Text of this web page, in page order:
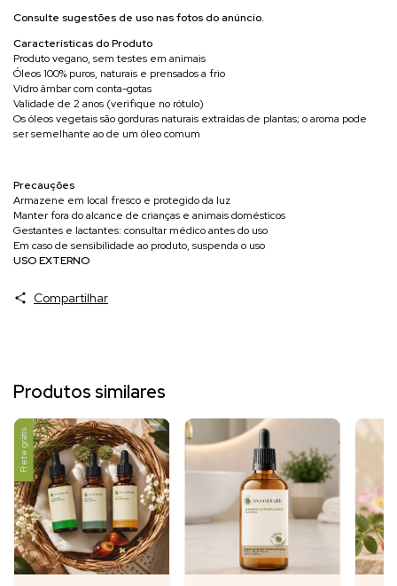
Consulte sugestões de uso nas fotos do anúncio.
Características do Produto
Produto vegano, sem testes em animais
Óleos 100% puros, naturais e prensados a frio
Vidro âmbar com conta-gotas
Validade de 2 anos (verifique no rótulo)
Os óleos vegetais são gorduras naturais extraídas de plantas; o aroma pode
ser semelhante ao de um óleo comum
Precauções
Armazene em local fresco e protegido da luz
Manter fora do alcance de crianças e animais domésticos
Gestantes e lactantes: consultar médico antes do uso
Em caso de sensibilidade ao produto, suspenda o uso
USO EXTERNO
Compartilhar
Produtos similares
Frete grátis